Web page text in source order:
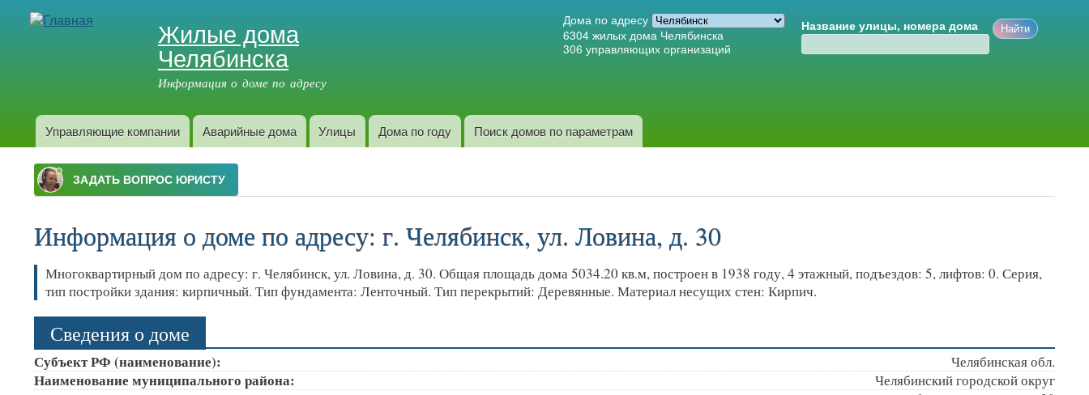
Жилые дома
Челябинска
Информация о доме по адресу
Дома по адресу
6304 жилых дома Челябинска
306 управляющих организаций
Название улицы, номера дома
Главное меню
Управляющие компании Аварийные дома Улицы Дома по году Поиск домов по параметрам
Информация о доме по адресу: г. Челябинск, ул. Ловина, д. 30
Многоквартирный дом по адресу: г. Челябинск, ул. Ловина, д. 30. Общая площадь дома 5034.20 кв.м, построен в 1938 году, 4 этажный, подъездов: 5, лифтов: 0. Серия,
тип постройки здания: кирпичный. Тип фундамента: Ленточный. Тип перекрытий: Деревянные. Материал несущих стен: Кирпич.
Сведения о доме
Субъект РФ (наименование): Челябинская обл.
Наименование муниципального района: Челябинский городской округ